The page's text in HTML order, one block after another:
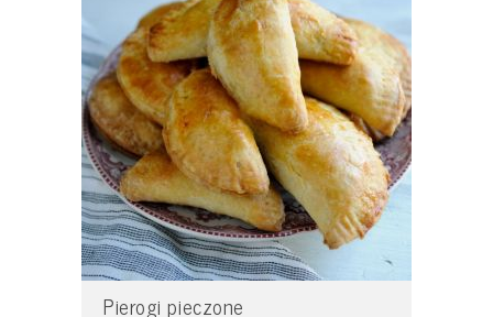
Pierogi pieczone